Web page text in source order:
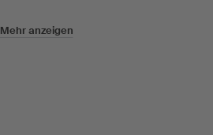
Mehr anzeigen